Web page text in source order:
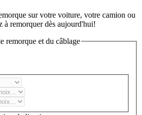
sur votre voiture, votre camion ou
à remorquer dès aujourd'hui!
remorque et du câblage